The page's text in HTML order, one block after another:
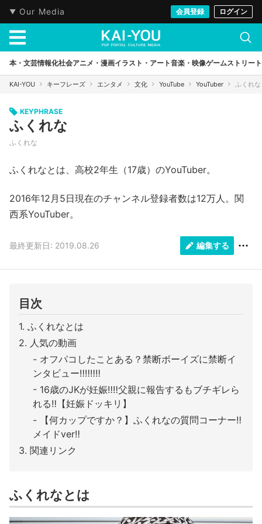
Our Media 会員登録 ログイン
本・文芸情報化社会アニメ・漫画イラスト・アート音楽・映像ゲームストリート
KAI-YOU キーフレーズ エンタメ 文化 YouTube YouTuber ふくれな
KEYPHRASE
ふくれな
ふくれな
ふくれなとは、高校2年生（17歳）のYouTuber。
2016年12月5日現在のチャンネル登録者数は12万人。関
西系YouTuber。
最終更新日: 2019.08.26 編集する
目次
ふくれなとは
人気の動画
オフパコしたことある？禁断ボーイズに禁断イ
ンタビュー‼︎‼︎‼︎‼︎
16歳のJKが妊娠‼︎‼︎父親に報告するもブチギレら
れる‼︎【妊娠ドッキリ】
【何カップですか？】ふくれなの質問コーナー‼︎
メイドver‼︎
関連リンク
ふくれなとは